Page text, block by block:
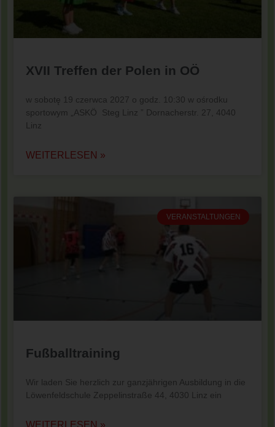
XVII Treffen der Polen in OÖ
w sobotę 19 czerwca 2027 o godz. 10:30 w ośrodku
sportowym „ASKÖ Steg Linz ” Dornacherstr. 27, 4040
Linz
WEITERLESEN »
VERANSTALTUNGEN
Fußballtraining
Wir laden Sie herzlich zur ganzjährigen Ausbildung in die
Löwenfeldschule Zeppelinstraße 44, 4030 Linz ein
WEITERLESEN »